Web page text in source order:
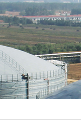
器
滤设备
合器
式混合
器专用设
备